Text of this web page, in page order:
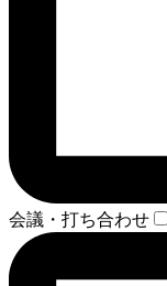
会議・打ち合わせ